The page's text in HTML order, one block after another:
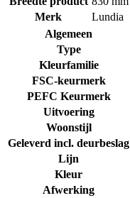
Merk
Lundia
Algemeen
Type
Kleurfamilie
FSC-keurmerk
PEFC Keurmerk
Uitvoering
Woonstijl
Geleverd incl. deurbeslag
Lijn
Kleur
Afwerking